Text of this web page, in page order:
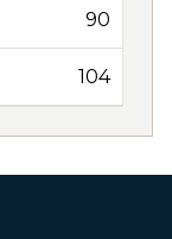
90
104